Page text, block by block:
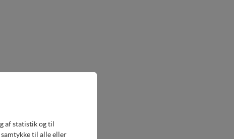
af statistik og til
til alle eller